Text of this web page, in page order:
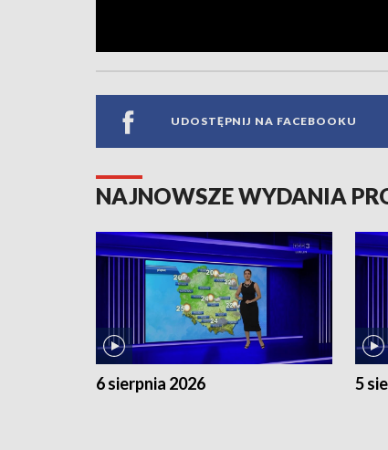
UDOSTĘPNIJ NA FACEBOOKU
NAJNOWSZE WYDANIA
6 sierpnia 2026 5